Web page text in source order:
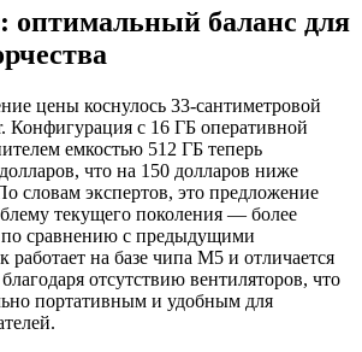
оптимальный баланс для
цены коснулось 33-сантиметровой
Конфигурация с 16 ГБ оперативной
емкостью 512 ГБ теперь
что на 150 долларов ниже
словам экспертов, это предложение
текущего поколения — более
сравнению с предыдущими
работает на базе чипа M5 и отличается
отсутствию вентиляторов, что
портативным и удобным для